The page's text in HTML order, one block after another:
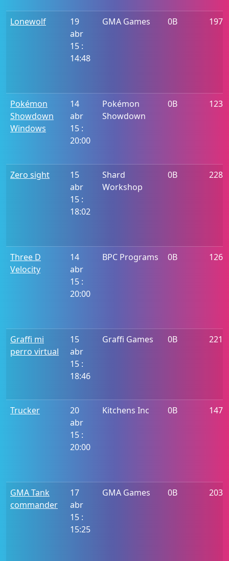
Lonewolf
19
abr
15 :
14:48
GMA Games 0B 197
Pokémon
Showdown
Windows
14
abr
15 :
20:00
Pokémon
Showdown
0B 1238
Zero sight
15
abr
15 :
18:02
Shard
Workshop
0B 228
Three D
Velocity
14
abr
15 :
20:00
BPC Programs 0B 1261
Graffi mi
perro virtual
15
abr
15 :
18:46
Graffi Games 0B 2212
Trucker
20
abr
15 :
20:00
Kitchens Inc 0B 1472
GMA Tank
commander
17
abr
15 :
15:25
GMA Games 0B 203